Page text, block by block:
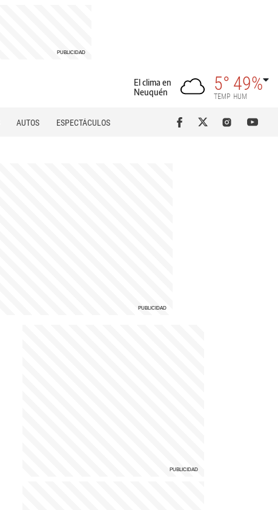
El clima en
Neuquén
5°
TEMP
49%
HUM
AUTOS
ESPECTÁCULOS